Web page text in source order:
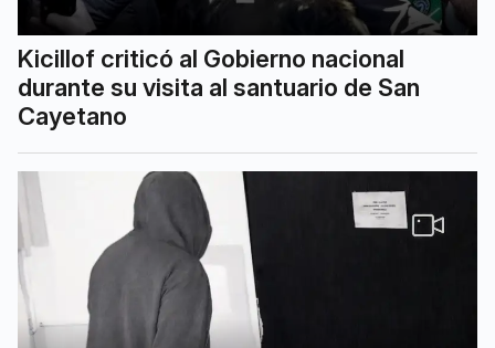
Kicillof criticó al Gobierno nacional
durante su visita al santuario de San
Cayetano